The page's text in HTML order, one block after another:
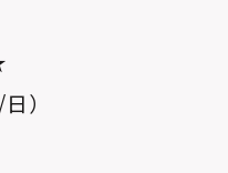
）